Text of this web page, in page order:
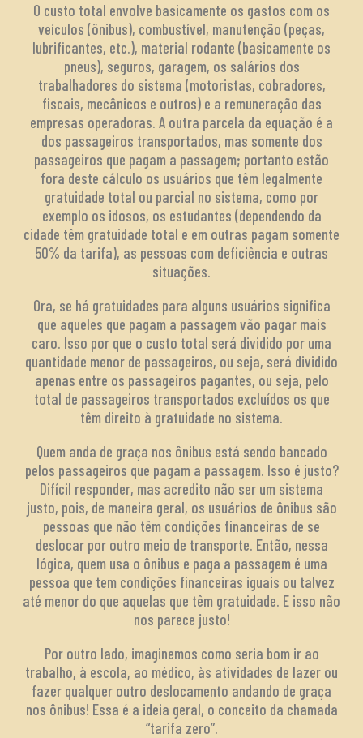
O custo total envolve basicamente os gastos com os
veículos (ônibus), combustível, manutenção (peças,
lubrificantes, etc.), material rodante (basicamente os
pneus), seguros, garagem, os salários dos
trabalhadores do sistema (motoristas, cobradores,
fiscais, mecânicos e outros) e a remuneração das
empresas operadoras. A outra parcela da equação é a
dos passageiros transportados, mas somente dos
passageiros que pagam a passagem; portanto estão
fora deste cálculo os usuários que têm legalmente
gratuidade total ou parcial no sistema, como por
exemplo os idosos, os estudantes (dependendo da
cidade têm gratuidade total e em outras pagam somente
50% da tarifa), as pessoas com deficiência e outras
situações.
Ora, se há gratuidades para alguns usuários significa
que aqueles que pagam a passagem vão pagar mais
caro. Isso por que o custo total será dividido por uma
quantidade menor de passageiros, ou seja, será dividido
apenas entre os passageiros pagantes, ou seja, pelo
total de passageiros transportados excluídos os que
têm direito à gratuidade no sistema.
Quem anda de graça nos ônibus está sendo bancado
pelos passageiros que pagam a passagem. Isso é justo?
Difícil responder, mas acredito não ser um sistema
justo, pois, de maneira geral, os usuários de ônibus são
pessoas que não têm condições financeiras de se
deslocar por outro meio de transporte. Então, nessa
lógica, quem usa o ônibus e paga a passagem é uma
pessoa que tem condições financeiras iguais ou talvez
até menor do que aquelas que têm gratuidade. E isso não
nos parece justo!
Por outro lado, imaginemos como seria bom ir ao
trabalho, à escola, ao médico, às atividades de lazer ou
fazer qualquer outro deslocamento andando de graça
nos ônibus! Essa é a ideia geral, o conceito da chamada
“tarifa zero”.